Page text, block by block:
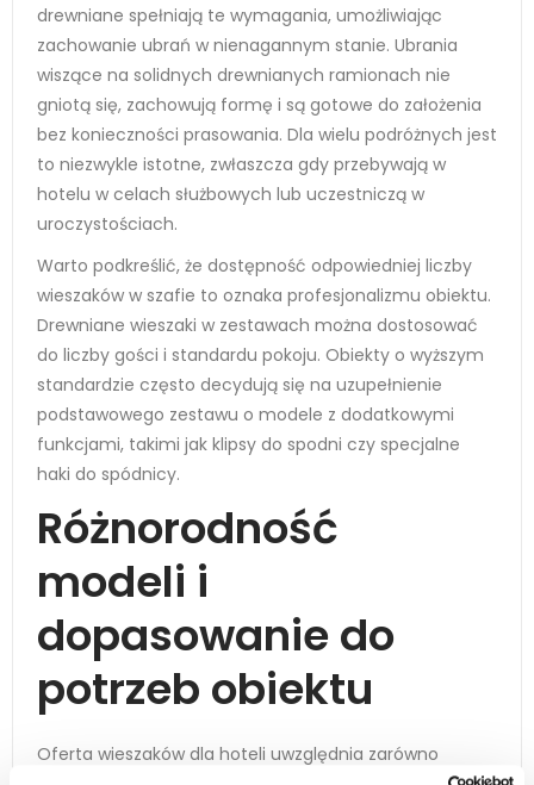
drewniane spełniają te wymagania, umożliwiając
zachowanie ubrań w nienagannym stanie. Ubrania
wiszące na solidnych drewnianych ramionach nie
gniotą się, zachowują formę i są gotowe do założenia
bez konieczności prasowania. Dla wielu podróżnych jest
to niezwykle istotne, zwłaszcza gdy przebywają w
hotelu w celach służbowych lub uczestniczą w
uroczystościach.
Warto podkreślić, że dostępność odpowiedniej liczby
wieszaków w szafie to oznaka profesjonalizmu obiektu.
Drewniane wieszaki w zestawach można dostosować
do liczby gości i standardu pokoju. Obiekty o wyższym
standardzie często decydują się na uzupełnienie
podstawowego zestawu o modele z dodatkowymi
funkcjami, takimi jak klipsy do spodni czy specjalne
haki do spódnicy.
Różnorodność
modeli i
dopasowanie do
potrzeb obiektu
Oferta wieszaków dla hoteli uwzględnia zarówno